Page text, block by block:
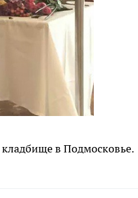
в Подмосковье.